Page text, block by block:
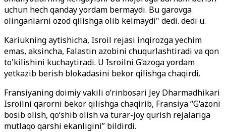
uchun hech qanday yordam bermaydi. Bu garovga
olinganlarni ozod qilishga olib kelmaydi" dedi. dedi u.
Kariukning aytishicha, Isroil rejasi inqirozga yechim
emas, aksincha, Falastin azobini chuqurlashtiradi va qon
to'kilishini kuchaytiradi. U Isroilni G‘azoga yordam
yetkazib berish blokadasini bekor qilishga chaqirdi.
Fransiyaning doimiy vakili o‘rinbosari Jey Dharmadhikari
Isroilni qarorni bekor qilishga chaqirib, Fransiya “G‘azoni
bosib olish, qo‘shib olish va turar-joy qurish rejalariga
mutlaqo qarshi ekanligini” bildirdi.